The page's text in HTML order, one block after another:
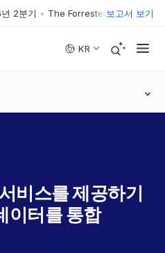
2분기 • The Forrester Wave™: XDR
보고서 보기
KR
비스를 제공하기
이터를 통합